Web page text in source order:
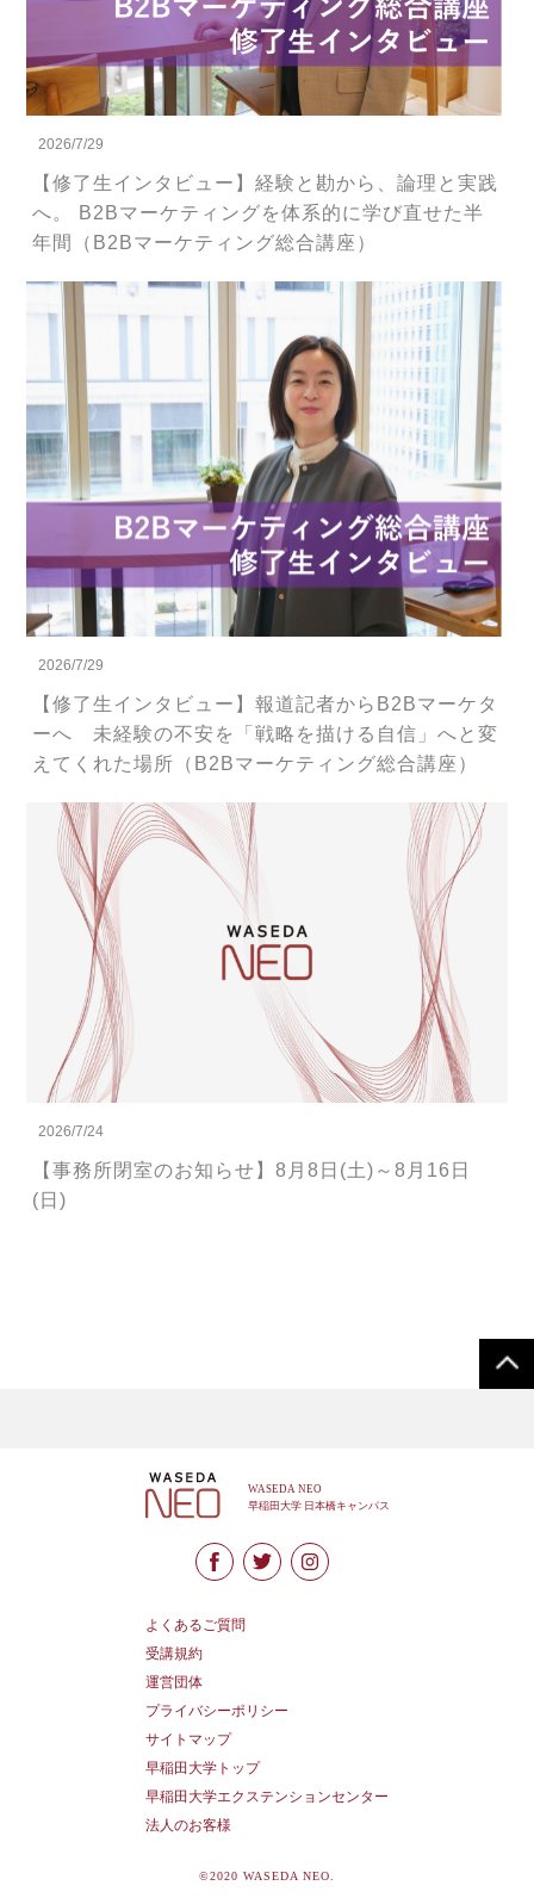
2026/7/29
【修了生インタビュー】経験と勘から、論理と実践
へ。 B2Bマーケティングを体系的に学び直せた半
年間（B2Bマーケティング総合講座）
2026/7/29
【修了生インタビュー】報道記者からB2Bマーケタ
ーへ 未経験の不安を「戦略を描ける自信」へと変
えてくれた場所（B2Bマーケティング総合講座）
2026/7/24
【事務所閉室のお知らせ】8月8日(土)～8月16日
(日)
よくあるご質問
受講規約
運営団体
プライバシーポリシー
サイトマップ
早稲田大学トップ
早稲田大学エクステンションセンター
法人のお客様
©2020 WASEDA NEO.